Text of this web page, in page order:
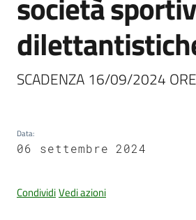
Seguici
su
SCADENZA 16/09/2024
Data:
06 settembre 2024
CondividiVedi azioni